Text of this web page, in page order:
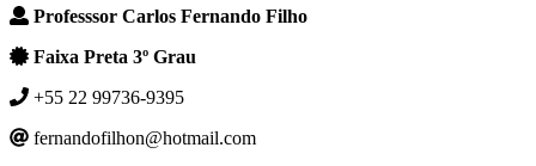
Professsor Carlos Fernando Filho
Faixa Preta 3º Grau
+55 22 99736-9395
fernandofilhon@hotmail.com